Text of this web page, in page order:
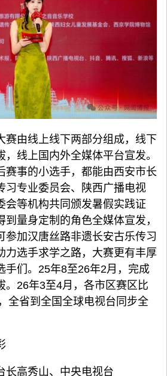
赛由线上线下两部分组成，线下
线上国内外全媒体平台宣发。
赛事的小选手，都能由西安市长
习专业委员会、陕西广播电视
会等机构共同颁发暑假实践证
量身定制的角色全媒体宣发，
参加汉唐丝路非遗长安古乐传习
力选手求学之路，大赛更有丰厚
手们。25年8至26年2月，完成
。26年3至4月，各市区赛区比
全省到全国全球电视台同步全
长高秀山、中央电视台